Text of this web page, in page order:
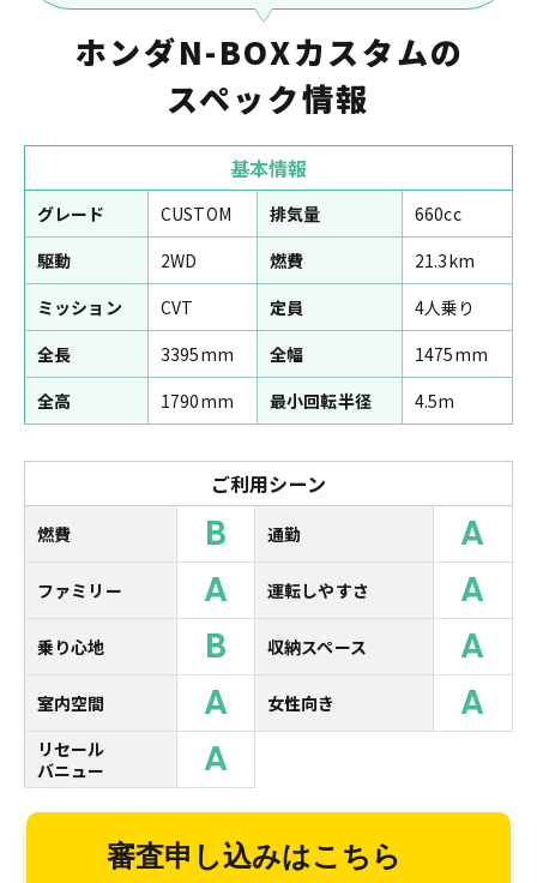
ホンダN-BOXカスタムの
スペック情報
基本情報
グレード CUSTOM 排気量
660cc
駆動
2WD 燃費
21.3km
ミッション
CVT 定員
4人乗り
全長
3395mm 全幅
1475mm
全高
1790mm 最小回転半径 4.5m
ご利用シーン
燃費 B 通勤 A
ファミリー A 運転しやすさ A
乗り心地 B 収納スペース A
室内空間 A 女性向き A
リセール
バニュー
A
審査申し込みはこちら